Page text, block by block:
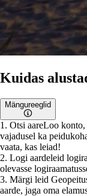
Kuidas
Mängureeglid
1 . Otsi aareLoo konto,
vajadusel ka
vaata, kas leiad!
2. Logi aardeleid
olevasse
3. Märgi leid
aarde, jaga oma